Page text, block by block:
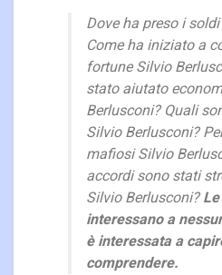
Dove ha preso i
Come ha iniziato a
fortune Silvio
stato aiutato
Berlusconi? Quali
Silvio Berlusconi?
mafiosi Silvio
accordi sono stati
Silvio Berlusconi?
interessano a
è interessata a
comprendere.